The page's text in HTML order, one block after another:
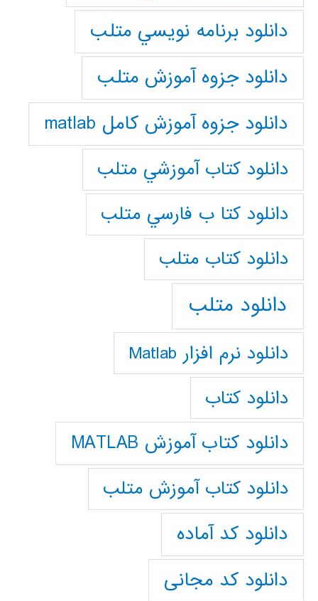
دانلود برنامه نويسي متلب
دانلود جزوه آموزش متلب
دانلود جزوه آموزش کامل matlab
دانلود كتاب آموزشي متلب
دانلود كتا ب فارسي متلب
دانلود كتاب متلب
دانلود متلب
دانلود نرم افزار Matlab
دانلود کتاب
دانلود کتاب آموزش MATLAB
دانلود کتاب آموزش متلب
دانلود کد آماده
دانلود کد مجانی